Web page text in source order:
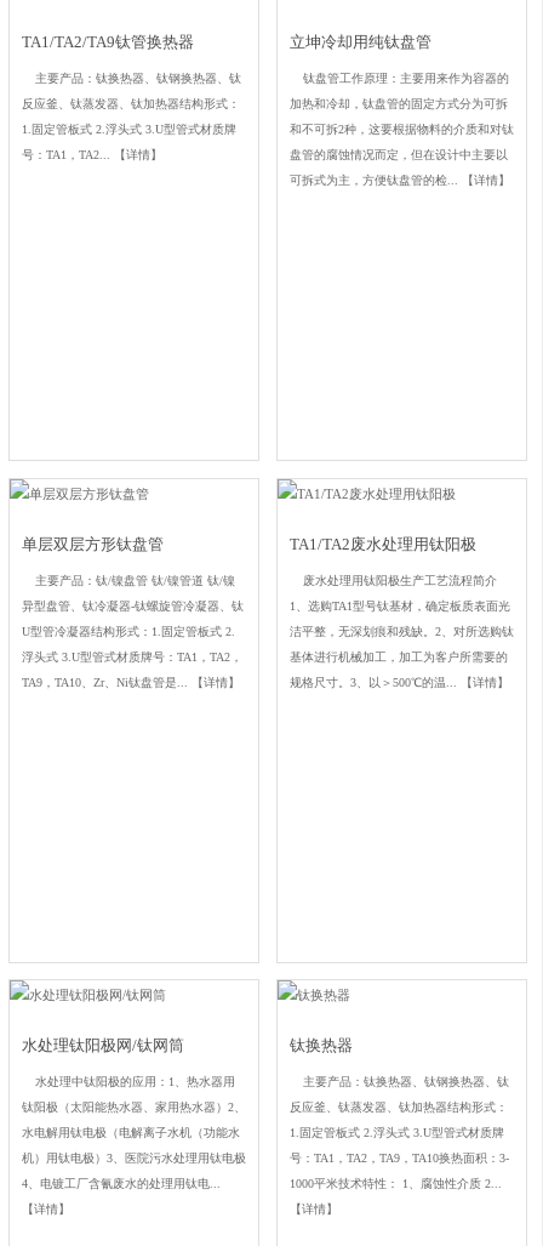
TA1/TA2/TA9钛管换热器
主要产品：钛换热器、钛钢换热器、钛
反应釜、钛蒸发器、钛加热器结构形式：
1.固定管板式 2.浮头式 3.U型管式材质牌
号：TA1，TA2...
【详情】
立坤冷却用纯钛盘管
钛盘管工作原理：主要用来作为容器的
加热和冷却，钛盘管的固定方式分为可拆
和不可拆2种，这要根据物料的介质和对钛
盘管的腐蚀情况而定，但在设计中主要以
可拆式为主，方便钛盘管的检...
【详情】
单层双层方形钛盘管
主要产品：钛/镍盘管 钛/镍管道 钛/镍
异型盘管、钛冷凝器-钛螺旋管冷凝器、钛
U型管冷凝器结构形式：1.固定管板式 2.
浮头式 3.U型管式材质牌号：TA1，TA2，
TA9，TA10、Zr、Ni钛盘管是...
【详情】
TA1/TA2废水处理用钛阳极
废水处理用钛阳极生产工艺流程简介
1、选购TA1型号钛基材，确定板质表面光
洁平整，无深划痕和残缺。2、对所选购钛
基体进行机械加工，加工为客户所需要的
规格尺寸。3、以＞500℃的温...
【详情】
水处理钛阳极网/钛网筒
水处理中钛阳极的应用：1、热水器用
钛阳极（太阳能热水器、家用热水器）2、
水电解用钛电极（电解离子水机（功能水
机）用钛电极）3、医院污水处理用钛电极
4、电镀工厂含氰废水的处理用钛电...
【详情】
钛换热器
主要产品：钛换热器、钛钢换热器、钛
反应釜、钛蒸发器、钛加热器结构形式：
1.固定管板式 2.浮头式 3.U型管式材质牌
号：TA1，TA2，TA9，TA10换热面积：3-
1000平米技术特性： 1、腐蚀性介质 2...
【详情】